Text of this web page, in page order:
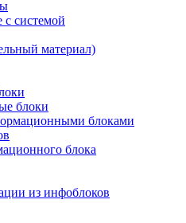
системой
материал)
блоки
блоками
блока
из инфоблоков